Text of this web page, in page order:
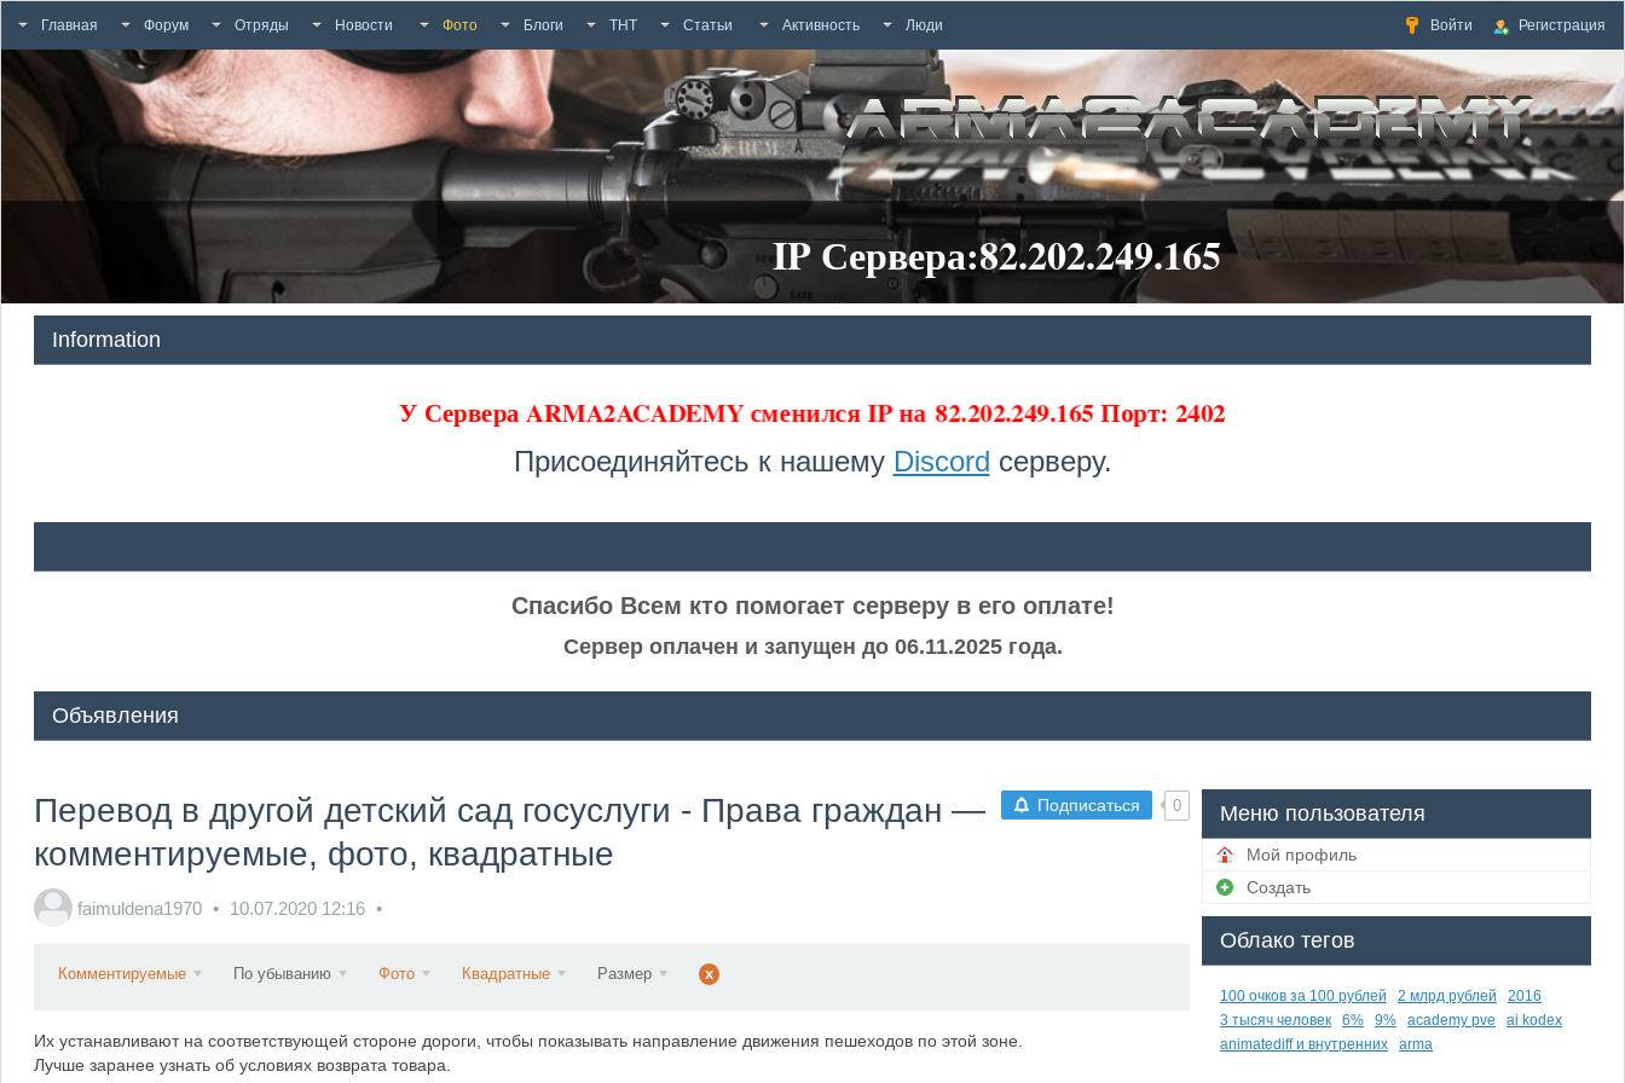
Главная Форум Отряды Новости Фото Блоги ТНТ Статьи Активность Люди Войти Регистрация
IP Сервера:82.202.249.165
Information
У Сервера ARMA2ACADEMY сменился IP на 82.202.249.165 Порт: 2402
Присоединяйтесь к нашему Discord серверу.
Спасибо Всем кто помогает серверу в его оплате!
Сервер оплачен и запущен до 06.11.2025 года.
Объявления
Подписаться 0
Перевод в другой детский сад госуслуги - Права граждан —
комментируемые, фото, квадратные
faimuldena1970 10.07.2020 12:16
Комментируемые По убыванию Фото Квадратные Размер x
Их устанавливают на соответствующей стороне дороги, чтобы показывать направление движения пешеходов по этой зоне.
Лучше заранее узнать об условиях возврата товара.
Меню пользователя
Мой профиль
Создать
Облако тегов
100 очков за 100 рублей 2 млрд рублей
2016
3 тысяч человек
6% 9% academy pve
ai kodex
animatediff и внутренних
arma